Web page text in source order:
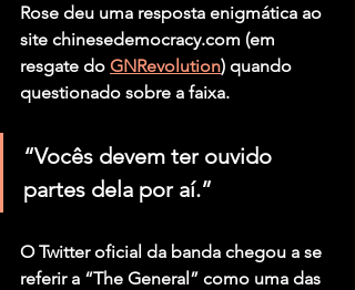
Rose deu uma resposta enigmática ao
site chinesedemocracy.com (em
resgate do GNRevolution) quando
questionado sobre a faixa.
“Vocês devem ter ouvido
partes dela por aí.”
O Twitter oficial da banda chegou a se
referir a “The General” como uma das